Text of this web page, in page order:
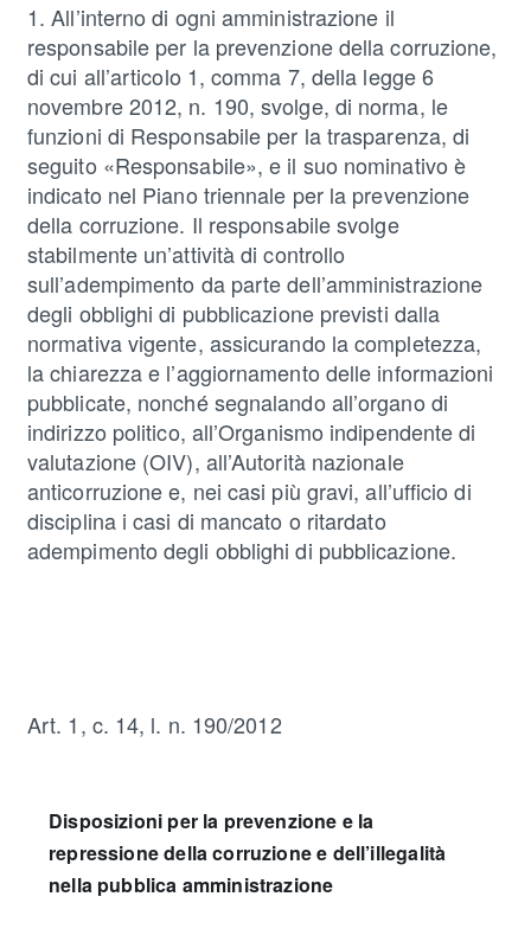
1. All’interno di ogni amministrazione il
responsabile per la prevenzione della corruzione,
di cui all’articolo 1, comma 7, della legge 6
novembre 2012, n. 190, svolge, di norma, le
funzioni di Responsabile per la trasparenza, di
seguito «Responsabile», e il suo nominativo è
indicato nel Piano triennale per la prevenzione
della corruzione. Il responsabile svolge
stabilmente un’attività di controllo
sull’adempimento da parte dell’amministrazione
degli obblighi di pubblicazione previsti dalla
normativa vigente, assicurando la completezza,
la chiarezza e l’aggiornamento delle informazioni
pubblicate, nonché segnalando all’organo di
indirizzo politico, all’Organismo indipendente di
valutazione (OIV), all’Autorità nazionale
anticorruzione e, nei casi più gravi, all’ufficio di
disciplina i casi di mancato o ritardato
adempimento degli obblighi di pubblicazione.
Art. 1, c. 14, l. n. 190/2012
Disposizioni per la prevenzione e la
repressione della corruzione e dell’illegalità
nella pubblica amministrazione